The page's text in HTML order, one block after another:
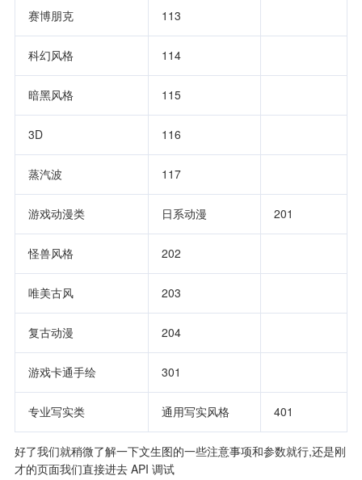
赛博朋克 113
科幻风格 114
暗黑风格 115
3D 116
蒸汽波 117
游戏动漫类 日系动漫 201
怪兽风格 202
唯美古风 203
复古动漫 204
游戏卡通手绘 301
专业写实类 通用写实风格 401
好了我们就稍微了解一下文生图的一些注意事项和参数就行,还是刚
才的页面我们直接进去 API 调试